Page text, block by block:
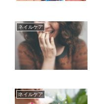
ネイルケア
ネイルケア